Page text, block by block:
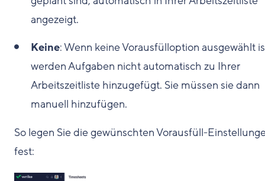
angezeigt.
Keine: Wenn keine Vorausfülloption ausgewählt
werden Aufgaben nicht automatisch zu Ihrer
Arbeitszeitliste hinzugefügt. Sie müssen sie dann
manuell hinzufügen.
So legen Sie die gewünschten Vorausfüll-
fest: